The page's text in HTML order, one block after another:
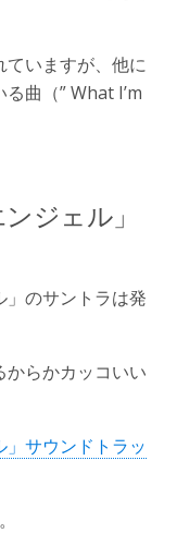
ていますが、他に
曲（” What I’m
ジェル」
のサントラは発
からかカッコいい
サウンドトラッ